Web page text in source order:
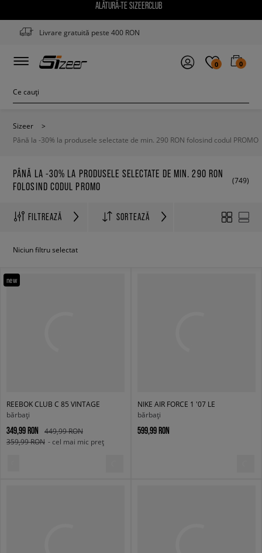
ALĂTURĂ-TE SIZEERCLUB
Livrare gratuită peste 400 RON
0 0
Sizeer
>
Până la -30% la produsele selectate de min. 290 RON folosind codul PROMO
PÂNĂ LA -30% LA PRODUSELE SELECTATE DE MIN. 290 RON
FOLOSIND CODUL PROMO
(749)
FILTREAZĂ SORTEAZĂ
Niciun filtru selectat
new
REEBOK CLUB C 85 VINTAGE
bărbați
349,99 RON
449,99 RON
359,99 RON - cel mai mic preț
NIKE AIR FORCE 1 '07 LE
bărbați
599,99 RON